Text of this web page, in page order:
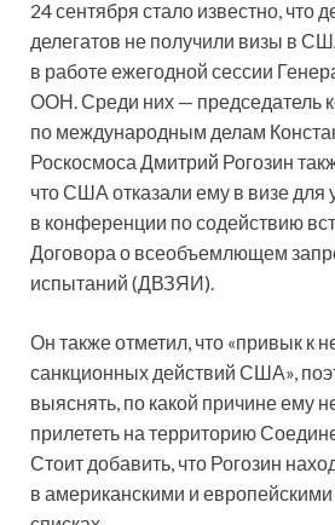
24 сентября стало известно, что
делегатов не получили визы в
в работе ежегодной сессии
ООН. Среди них — председатель
по международным делам
Роскосмоса Дмитрий Рогозин
что США отказали ему в визе для
в конференции по содействию
Договора о всеобъемлющем
испытаний (ДВЗЯИ).
Он также отметил, что «привык к
санкционных действий США»,
выяснять, по какой причине ему
прилететь на территорию
Стоит добавить, что Рогозин
в американскими и